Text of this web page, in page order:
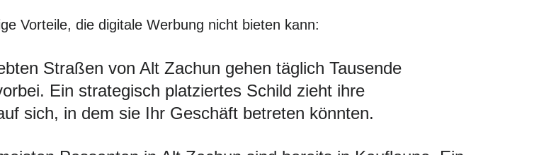
Vorteile, die digitale Werbung nicht bieten kann:
Straßen von Alt Zachun gehen täglich Tausende
Ein strategisch platziertes Schild zieht ihre
sich, in dem sie Ihr Geschäft betreten könnten.